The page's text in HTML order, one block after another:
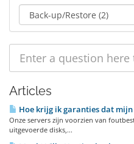
Articles
Hoe krijg ik garanties dat
Onze servers zijn voorzien van
uitgevoerde disks,...